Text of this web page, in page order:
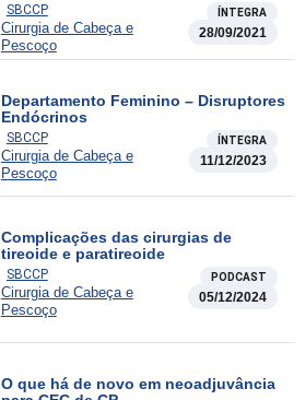
SBCCP ÍNTEGRA
Cirurgia de Cabeça e
Pescoço
28/09/2021
Departamento Feminino – Disruptores
Endócrinos
SBCCP ÍNTEGRA
Cirurgia de Cabeça e
Pescoço
11/12/2023
Complicações das cirurgias de
tireoide e paratireoide
SBCCP PODCAST
Cirurgia de Cabeça e
Pescoço
05/12/2024
O que há de novo em neoadjuvância